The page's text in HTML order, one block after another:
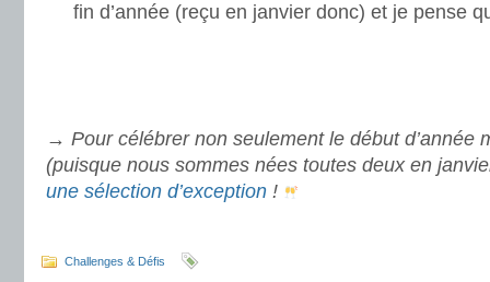
fin d’année (reçu en janvier donc) et je pense
→ Pour célébrer non seulement le début d’année
(puisque nous sommes nées toutes deux en
une sélection d’exception !
Challenges & Défis